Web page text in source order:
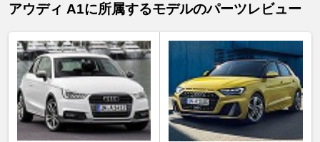
アウディ A1に所属するモデルのパーツレビュー